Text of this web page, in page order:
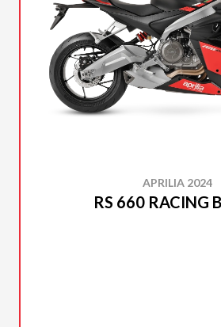
APRILIA 2024
RS 660 RACING